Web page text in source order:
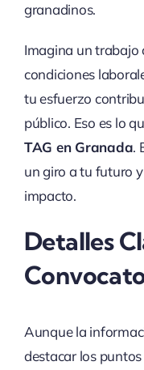
granadinos.
Imagina un trabajo
condiciones
tu esfuerzo
público. Eso es lo
TAG en Granada.
un giro a tu futuro
impacto.
Detalles
Aunque la
destacar los